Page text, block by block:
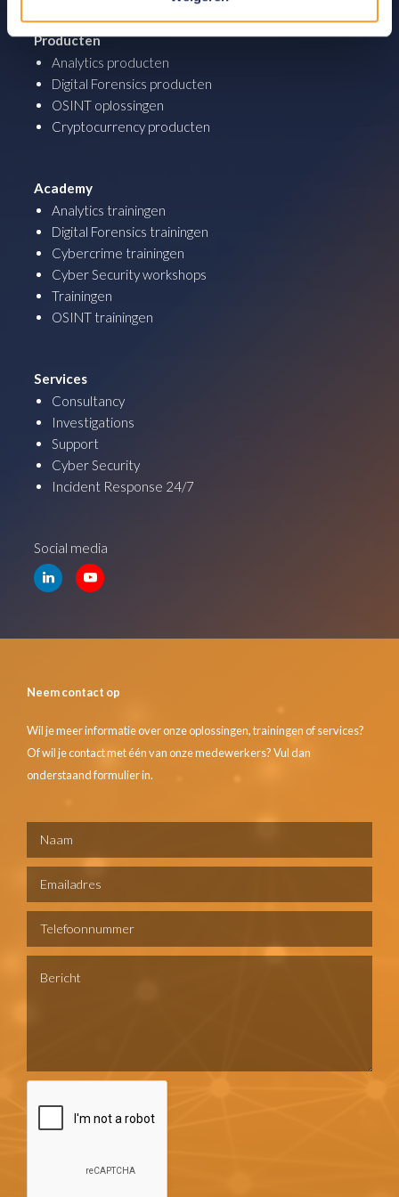
Producten
Analytics producten
Digital Forensics producten
OSINT oplossingen
Cryptocurrency producten
Academy
Analytics trainingen
Digital Forensics trainingen
Cybercrime trainingen
Cyber Security workshops
Trainingen
OSINT trainingen
Services
Consultancy
Investigations
Support
Cyber Security
Incident Response 24/7
Social media
Neem contact op
Wil je meer informatie over onze oplossingen, trainingen of services?
Of wil je contact met één van onze medewerkers? Vul dan
onderstaand formulier in.